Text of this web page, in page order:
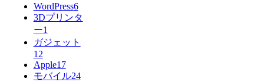
WordPress6
3Dプリンタ
ー1
ガジェット
12
Apple17
モバイル24